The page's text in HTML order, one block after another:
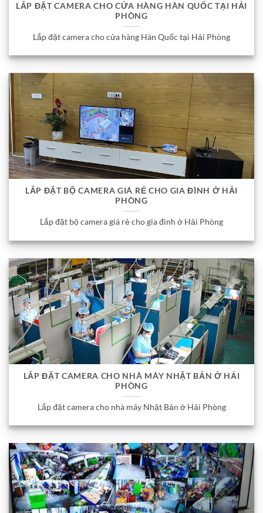
LẮP ĐẶT CAMERA CHO CỬA HÀNG HÀN QUỐC TẠI HẢI
PHÒNG
Lắp đặt camera cho cửa hàng Hàn Quốc tại Hải Phòng
LẮP ĐẶT BỘ CAMERA GIÁ RẺ CHO GIA ĐÌNH Ở HẢI
PHÒNG
Lắp đặt bộ camera giá rẻ cho gia đình ở Hải Phòng
LẮP ĐẶT CAMERA CHO NHÀ MÁY NHẬT BẢN Ở HẢI
PHÒNG
Lắp đặt camera cho nhà máy Nhật Bản ở Hải Phòng